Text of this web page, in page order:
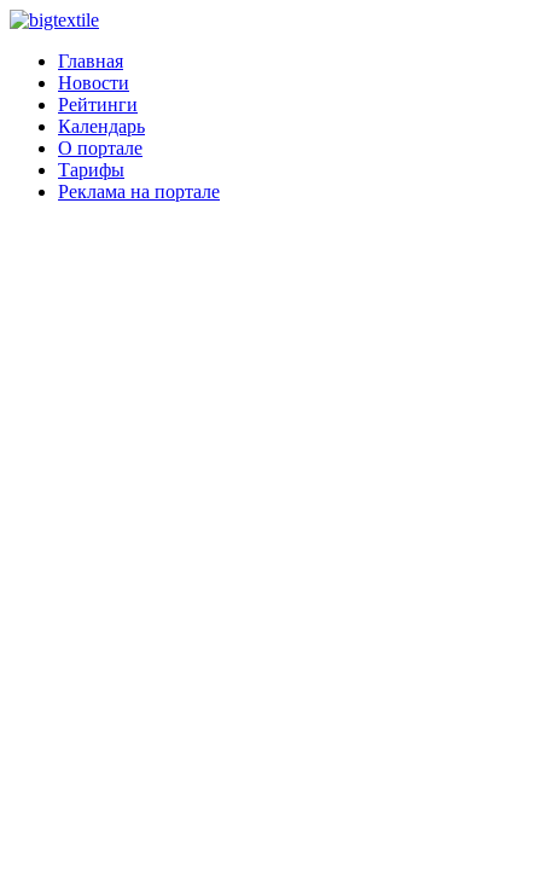
Главная
Новости
Рейтинги
Календарь
О портале
Тарифы
Реклама на портале